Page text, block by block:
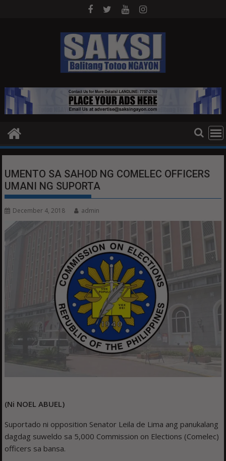
UMENTO SA SAHOD NG COMELEC OFFICERS
UMANI NG SUPORTA
December 4, 2018 admin
(Ni NOEL ABUEL)
Suportado ni opposition Senator Leila de Lima ang panukalang
dagdag suweldo sa 5,000 Commission on Elections (Comelec)
officers sa bansa.